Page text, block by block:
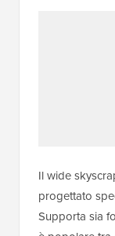
Il wide
progettato
Supporta sia